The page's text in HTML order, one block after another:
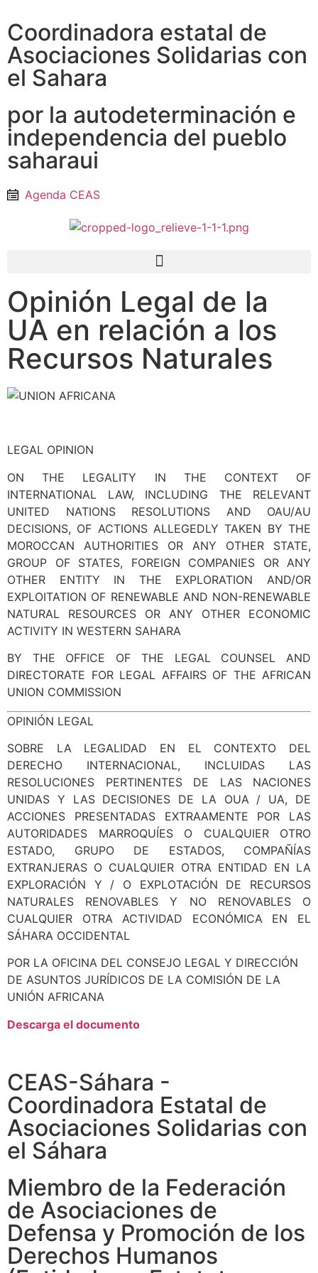
Coordinadora estatal de
Asociaciones Solidarias con
el Sahara
por la autodeterminación e
independencia del pueblo
saharaui
Agenda CEAS
Opinión Legal de la
UA en relación a los
Recursos Naturales
LEGAL OPINION
ON THE LEGALITY IN THE CONTEXT OF
INTERNATIONAL LAW, INCLUDING THE RELEVANT
UNITED NATIONS RESOLUTIONS AND OAU/AU
DECISIONS, OF ACTIONS ALLEGEDLY TAKEN BY THE
MOROCCAN AUTHORITIES OR ANY OTHER STATE,
GROUP OF STATES, FOREIGN COMPANIES OR ANY
OTHER ENTITY IN THE EXPLORATION AND/OR
EXPLOITATION OF RENEWABLE AND NON-RENEWABLE
NATURAL RESOURCES OR ANY OTHER ECONOMIC
ACTIVITY IN WESTERN SAHARA
BY THE OFFICE OF THE LEGAL COUNSEL AND
DIRECTORATE FOR LEGAL AFFAIRS OF THE AFRICAN
UNION COMMISSION
OPINIÓN LEGAL
SOBRE LA LEGALIDAD EN EL CONTEXTO DEL
DERECHO INTERNACIONAL, INCLUIDAS LAS
RESOLUCIONES PERTINENTES DE LAS NACIONES
UNIDAS Y LAS DECISIONES DE LA OUA / UA, DE
ACCIONES PRESENTADAS EXTRAAMENTE POR LAS
AUTORIDADES MARROQUÍES O CUALQUIER OTRO
ESTADO, GRUPO DE ESTADOS, COMPAÑÍAS
EXTRANJERAS O CUALQUIER OTRA ENTIDAD EN LA
EXPLORACIÓN Y / O EXPLOTACIÓN DE RECURSOS
NATURALES RENOVABLES Y NO RENOVABLES O
CUALQUIER OTRA ACTIVIDAD ECONÓMICA EN EL
SÁHARA OCCIDENTAL
POR LA OFICINA DEL CONSEJO LEGAL Y DIRECCIÓN
DE ASUNTOS JURÍDICOS DE LA COMISIÓN DE LA
UNIÓN AFRICANA
Descarga el documento
CEAS-Sáhara -
Coordinadora Estatal de
Asociaciones Solidarias con
el Sáhara
Miembro de la Federación
de Asociaciones de
Defensa y Promoción de los
Derechos Humanos